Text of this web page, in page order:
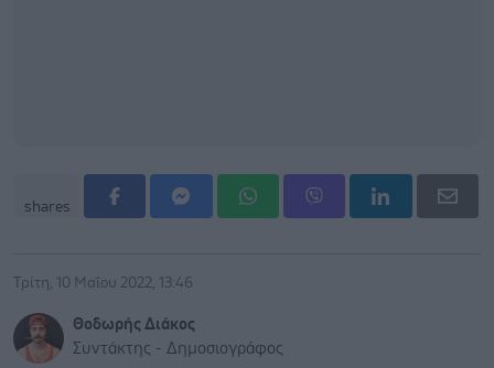
shares
Τρίτη, 10 Μαΐου 2022, 13:46
Θοδωρής Διάκος
Συντάκτης - Δημοσιογράφος